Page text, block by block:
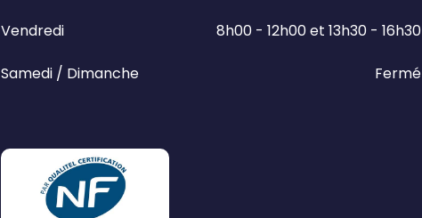
Vendredi 8h00 - 12h00 et 13h30 - 16h30
Samedi / Dimanche Fermé